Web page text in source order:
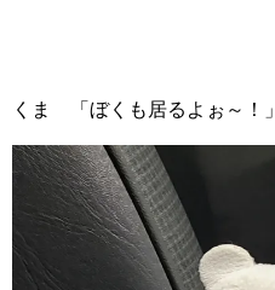
くま 「ぼくも居るよぉ～！」